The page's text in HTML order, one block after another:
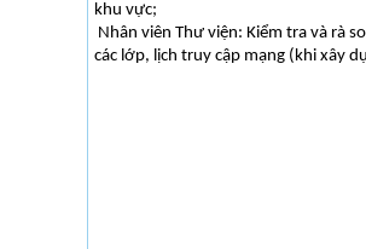
khu vực;
Nhân viên Thư viện: Kiểm tra và rà
các lớp, lịch truy cập mạng (khi xây